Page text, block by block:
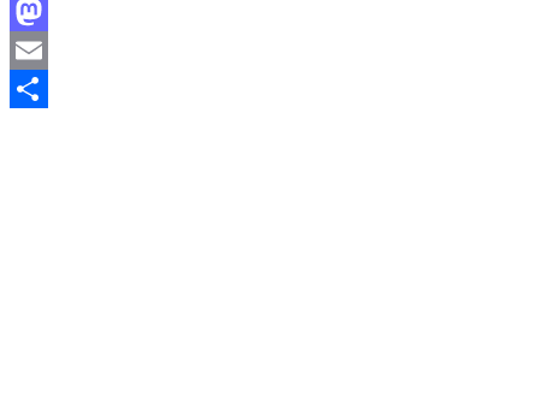
Facebook
Mastodon
Email